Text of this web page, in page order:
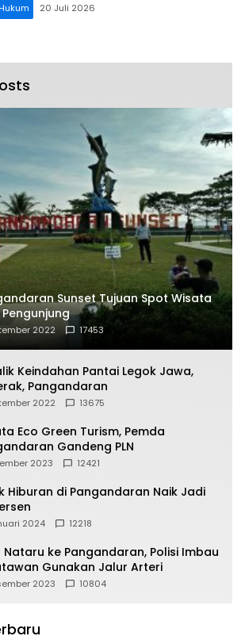
Hukum 20 Juli 2026
Sunset Tujuan Spot Wisata
2022 17453
Keindahan Pantai Legok Jawa,
Pangandaran
2022 13675
Eco Green Turism, Pemda
Gandeng PLN
2023 12421
Hiburan di Pangandaran Naik Jadi
2024 12218
Nataru ke Pangandaran, Polisi Imbau
Gunakan Jalur Arteri
2023 10804